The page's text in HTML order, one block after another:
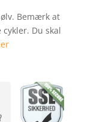
Bemærk at
Du skal